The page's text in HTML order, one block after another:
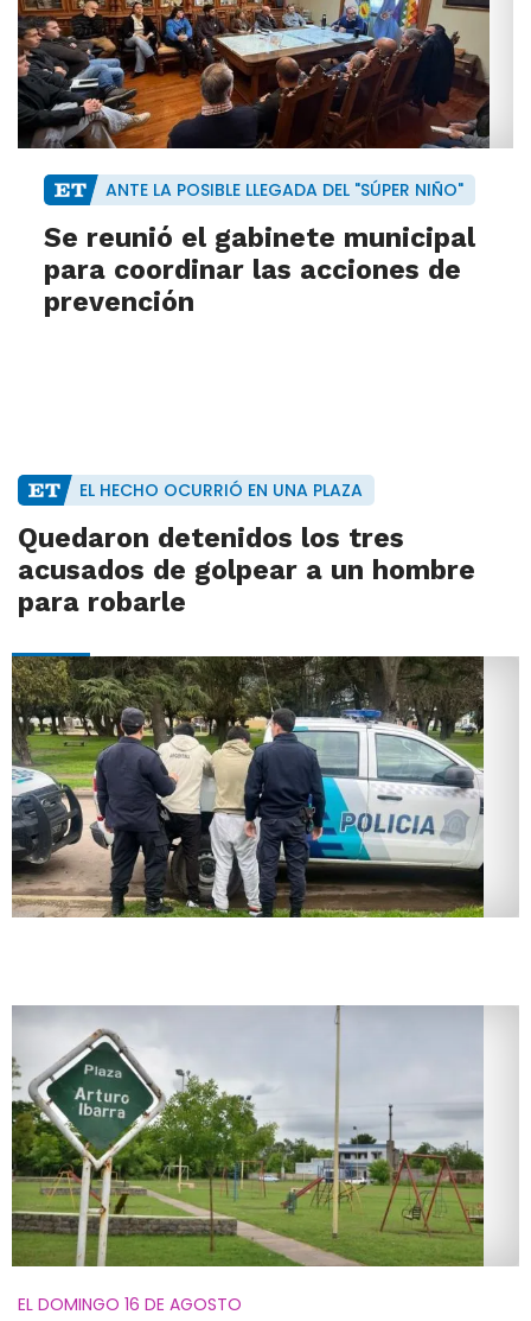
ANTE LA POSIBLE LLEGADA DEL "SÚPER NIÑO"
Se reunió el gabinete municipal
para coordinar las acciones de
prevención
EL HECHO OCURRIÓ EN UNA PLAZA
Quedaron detenidos los tres
acusados de golpear a un hombre
para robarle
EL DOMINGO 16 DE AGOSTO